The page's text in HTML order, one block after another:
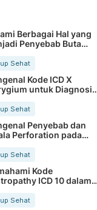
Berbagai Hal yang
Penyebab Buta
Sehat
Kode ICD X
untuk Diagnosis
Sehat
Penyebab dan
Perforation pada
Sehat
Kode
ICD 10 dalam
Medis Pasien
Sehat